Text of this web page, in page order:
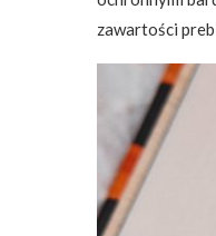
zawartości